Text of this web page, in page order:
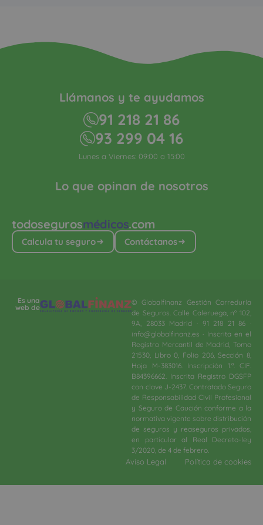
todosegurosmédicos.com
Calcula tu seguro Contáctanos
Lo que opinan de nosotros
Llámanos y te ayudamos
91 218 21 86
93 299 04 16
Lunes a Viernes: 09:00 a 15:00
Es una
web de
© Globalfinanz Gestión Correduría
de Seguros. Calle Caleruega, nº 102,
9A, 28033 Madrid · 91 218 21 86 ·
info@globalfinanz.es · Inscrita en el
Registro Mercantil de Madrid, Tomo
21530, Libro 0, Folio 206, Sección 8,
Hoja M-383016. Inscripción 1.ª. CIF.
B84396662. Inscrita Registro DGSFP
con clave J-2437. Contratado Seguro
de Responsabilidad Civil Profesional
y Seguro de Caución conforme a la
normativa vigente sobre distribución
de seguros y reaseguros privados,
en particular al Real Decreto-ley
3/2020, de 4 de febrero.​
Aviso Legal Política de cookies